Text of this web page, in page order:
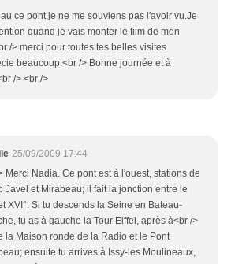
ce pont,je ne me souviens pas l'avoir vu.Je
quand je vais monter le film de mon
/> merci pour toutes tes belles visites
beaucoup.<br /> Bonne journée et à
/> <br />
25/09/2009 17:44
Merci Nadia. Ce pont est à l'ouest, stations de
Javel et Mirabeau; il fait la jonction entre le
XVI°. Si tu descends la Seine en Bateau-
tu as à gauche la Tour Eiffel, après à<br />
la Maison ronde de la Radio et le Pont
ensuite tu arrives à Issy-les Moulineaux,